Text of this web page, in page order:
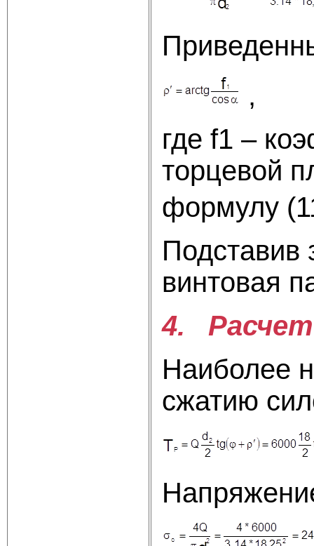
,
где f1 –
торцевой
формулу
Подставив
винтовая
4. Расчет
Наиболее
сжатию